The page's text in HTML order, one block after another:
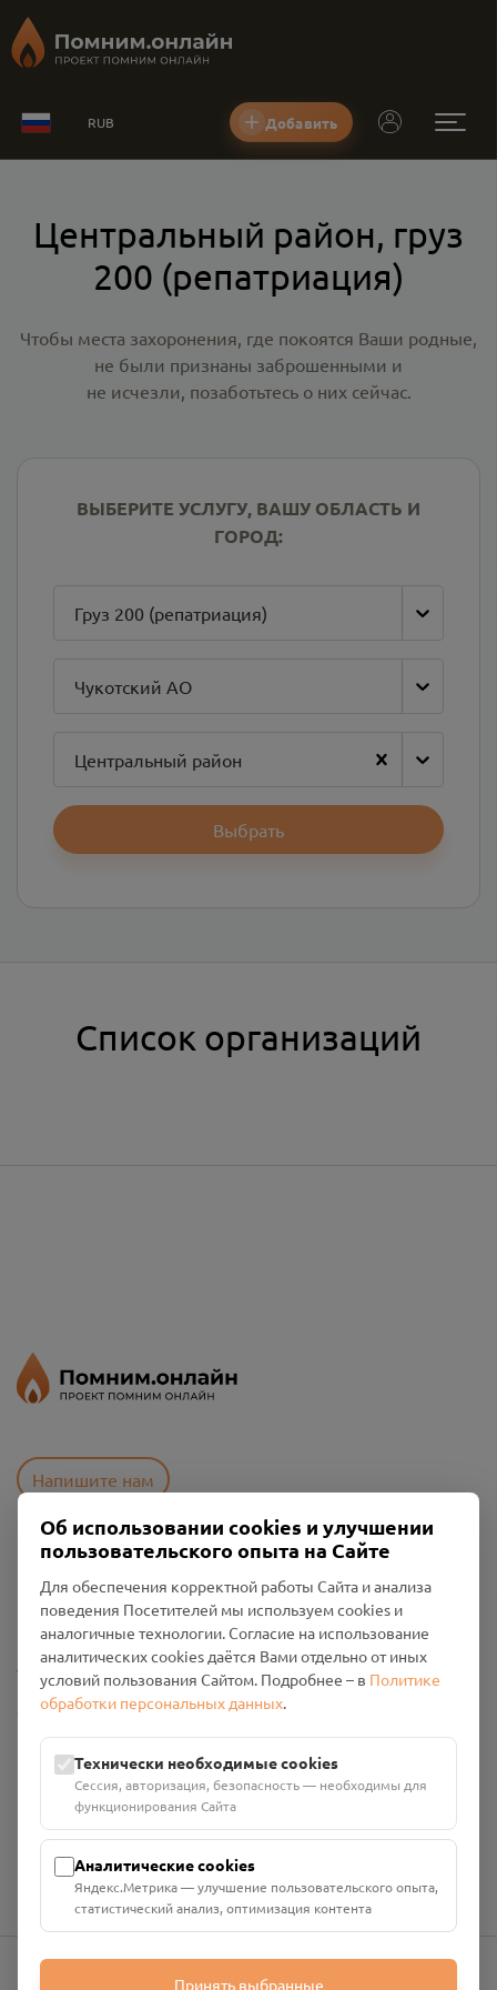
RUB Добавить
Центральный район, груз
200 (репатриация)
Чтобы места захоронения, где покоятся Ваши родные,
не были признаны заброшенными и
не исчезли, позаботьтесь о них сейчас.
ВЫБЕРИТЕ УСЛУГУ, ВАШУ ОБЛАСТЬ И
ГОРОД:
Груз 200 (репатриация)
Чукотский АО
Центральный район
Выбрать
Список организаций
Напишите нам
Политика конфиденциальности
Промо-материалы
Настройки cookies
Общество с ограниченной ответственностью «Смоленский
Проект Помним»
ИНН: 6700029207 ОГРН: 1256700001986
Юридический адрес: 216790, Смоленская область, р-н
Руднянский, г. Рудня, улица Западная, д. 26А, пом. 18
Номер счёта: 40702810901130004287 в АО "АЛЬФА-БАНК"
Об использовании cookies и улучшении
пользовательского опыта на Сайте
Для обеспечения корректной работы Сайта и анализа
поведения Посетителей мы используем cookies и
аналогичные технологии. Согласие на использование
аналитических cookies даётся Вами отдельно от иных
условий пользования Сайтом. Подробнее – в Политике
обработки персональных данных.
Технически необходимые cookies
Сессия, авторизация, безопасность — необходимы для
функционирования Сайта
Аналитические cookies
Яндекс.Метрика — улучшение пользовательского опыта,
статистический анализ, оптимизация контента
Принять выбранные